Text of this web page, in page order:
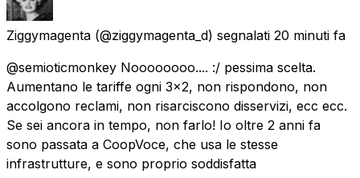
Ziggymagenta (@ziggymagenta_d) segnalati 20 minuti fa
@semioticmonkey Noooooooo.... :/ pessima scelta.
Aumentano le tariffe ogni 3x2, non rispondono, non
accolgono reclami, non risarciscono disservizi, ecc ecc.
Se sei ancora in tempo, non farlo! Io oltre 2 anni fa
sono passata a CoopVoce, che usa le stesse
infrastrutture, e sono proprio soddisfatta